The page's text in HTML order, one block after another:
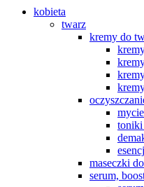
kobieta
twarz
kremy do
maseczki
serum,